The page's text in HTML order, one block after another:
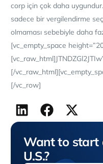
corp için çok daha
sadece bir vergilendirme
olmaması sebebiyle daha
[vc_empty_space
[/
[/vc_row]
Want to start
U.S.?